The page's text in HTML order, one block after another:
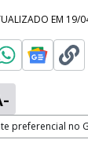
EM 19/
preferencial no